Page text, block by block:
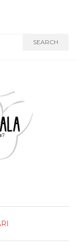
SEARCH